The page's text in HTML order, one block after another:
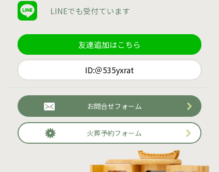
LINEでも受付ています
友達追加はこちら
ID:＠535yxrat
お問合せフォーム
火葬予約フォーム